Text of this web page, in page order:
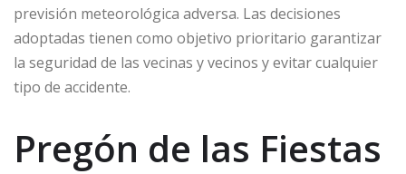
previsión meteorológica adversa. Las decisiones
adoptadas tienen como objetivo prioritario garantizar
la seguridad de las vecinas y vecinos y evitar cualquier
tipo de accidente.
Pregón de las Fiestas